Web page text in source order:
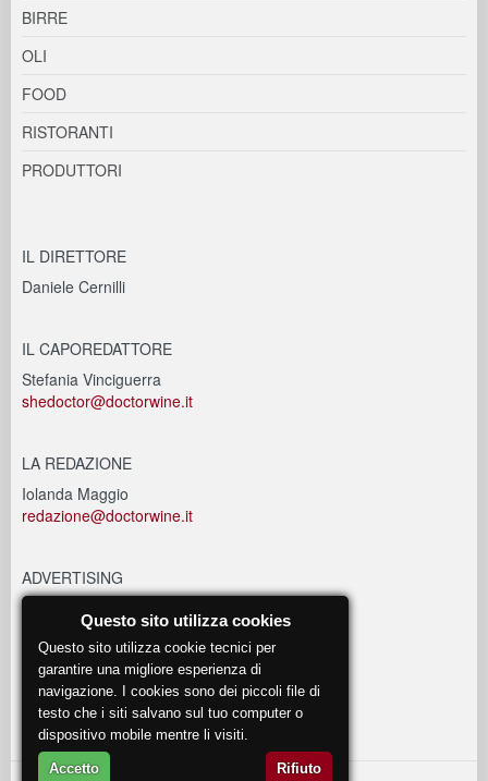
BIRRE
OLI
FOOD
RISTORANTI
PRODUTTORI
IL DIRETTORE
Daniele Cernilli
IL CAPOREDATTORE
Stefania Vinciguerra
shedoctor@doctorwine.it
LA REDAZIONE
Iolanda Maggio
redazione@doctorwine.it
ADVERTISING
EVENTI
eventi@doctorwine.it
Questo sito utilizza cookies
Questo sito utilizza cookie tecnici per
garantire una migliore esperienza di
navigazione. I cookies sono dei piccoli file di
testo che i siti salvano sul tuo computer o
dispositivo mobile mentre li visiti.
Accetto Rifiuto